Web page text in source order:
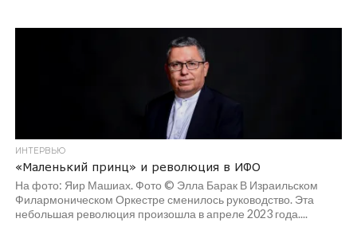
ИНТЕРВЬЮ
«Маленький принц» и революция в ИФО
На фото: Яир Машиах. Фото © Элла Барак В Израильском
Филармоническом Оркестре сменилось руководство. Эта
небольшая революция произошла в апреле 2023 года....